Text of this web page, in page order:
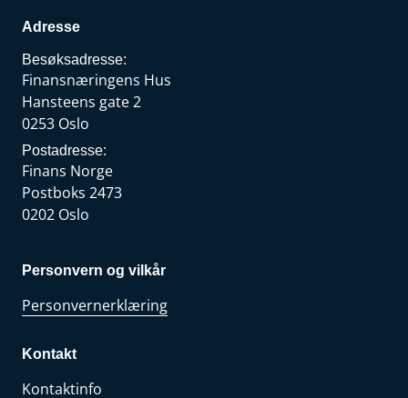
Adresse
Besøksadresse:
Finansnæringens Hus
Hansteens gate 2
0253 Oslo
Postadresse:
Finans Norge
Postboks 2473
0202 Oslo
Personvern og vilkår
Personvernerklæring
Kontakt
Kontaktinfo